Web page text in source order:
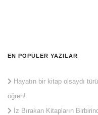
EN POPÜLER YAZILAR
Hayatın bir kitap olsaydı
öğren!
İz Bırakan Kitapların